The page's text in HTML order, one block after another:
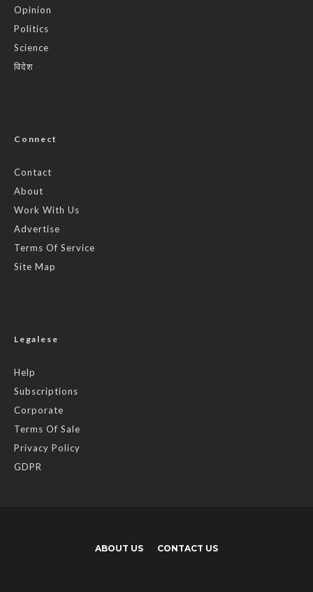
Opinion
Politics
Science
विदेश
Connect
Contact
About
Work With Us
Advertise
Terms Of Service
Site Map
Legalese
Help
Subscriptions
Corporate
Terms Of Sale
Privacy Policy
GDPR
ABOUT US CONTACT US